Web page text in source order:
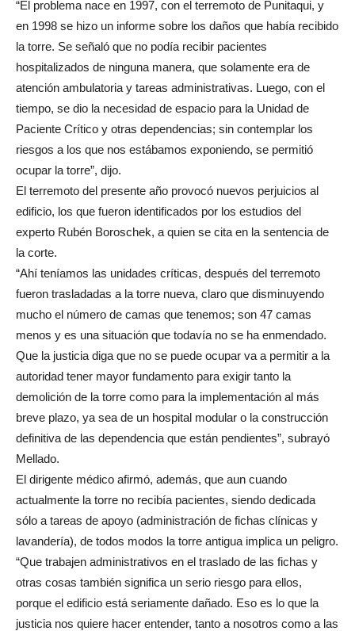
“El problema nace en 1997, con el terremoto de Punitaqui, y
en 1998 se hizo un informe sobre los daños que había recibido
la torre. Se señaló que no podía recibir pacientes
hospitalizados de ninguna manera, que solamente era de
atención ambulatoria y tareas administrativas. Luego, con el
tiempo, se dio la necesidad de espacio para la Unidad de
Paciente Crítico y otras dependencias; sin contemplar los
riesgos a los que nos estábamos exponiendo, se permitió
ocupar la torre”, dijo.
El terremoto del presente año provocó nuevos perjuicios al
edificio, los que fueron identificados por los estudios del
experto Rubén Boroschek, a quien se cita en la sentencia de
la corte.
“Ahí teníamos las unidades críticas, después del terremoto
fueron trasladadas a la torre nueva, claro que disminuyendo
mucho el número de camas que tenemos; son 47 camas
menos y es una situación que todavía no se ha enmendado.
Que la justicia diga que no se puede ocupar va a permitir a la
autoridad tener mayor fundamento para exigir tanto la
demolición de la torre como para la implementación al más
breve plazo, ya sea de un hospital modular o la construcción
definitiva de las dependencia que están pendientes”, subrayó
Mellado.
El dirigente médico afirmó, además, que aun cuando
actualmente la torre no recibía pacientes, siendo dedicada
sólo a tareas de apoyo (administración de fichas clínicas y
lavandería), de todos modos la torre antigua implica un peligro.
“Que trabajen administrativos en el traslado de las fichas y
otras cosas también significa un serio riesgo para ellos,
porque el edificio está seriamente dañado. Eso es lo que la
justicia nos quiere hacer entender, tanto a nosotros como a las